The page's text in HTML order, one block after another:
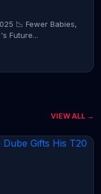
📉 Fewer Babies,
Future...
VIEW ALL →